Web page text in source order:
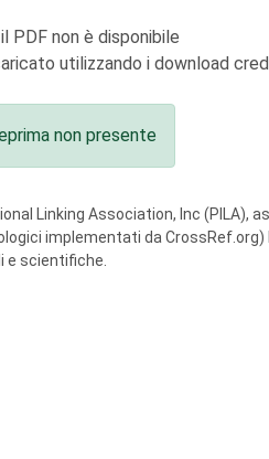
PDF non è disponibile
utilizzando i download
non presente
Linking Association, Inc (PILA),
implementati da CrossRef.org)
e scientifiche.